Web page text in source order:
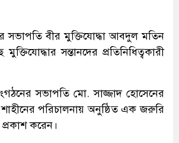
সভাপতি বীর মুক্তিযোদ্ধা আবদুল মতিন
সন্তানদের প্রতিনিধিত্বকারী
সভাপতি মো. সাজ্জাদ হোসেনের
পরিচালনায় অনুষ্ঠিত এক জরুরি
করেন।